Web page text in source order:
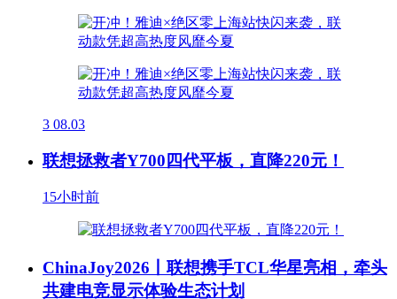
3 08.03
联想拯救者Y700四代平板，直降220元！
15小时前
ChinaJoy2026丨联想携手TCL华星亮相，牵头
共建电竞显示体验生态计划